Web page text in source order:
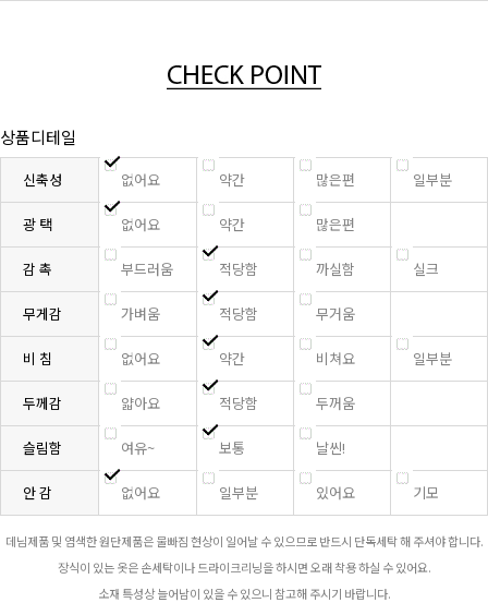
상품디테일
신축성 없어요 약간 많은편 일부분
광 택 없어요 약간 많은편
감 촉 부드러움 적당함 까실함 실크
무게감 가벼움 적당함 무거움
비 침 없어요 약간 비쳐요 일부분
두께감 얇아요 적당함 두꺼움
슬림함 여유~ 보통 날씬!
안 감 없어요 일부분 있어요 기모
데님제품 및 염색한 원단제품은 물빠짐 현상이 일어날 수 있으므로 반드시 단독세탁 해 주셔야 합니다.
장식이 있는 옷은 손세탁이나 드라이크리닝을 하시면 오래 착용 하실 수 있어요.
소재 특성상 늘어남이 있을 수 있으니 참고해 주시기 바랍니다.